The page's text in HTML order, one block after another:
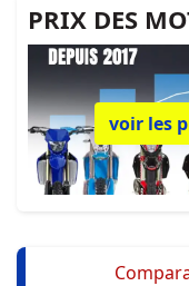
PRIX DES
voir les